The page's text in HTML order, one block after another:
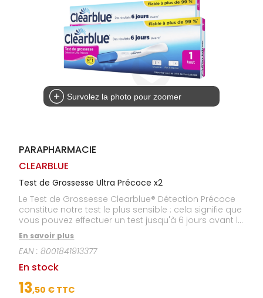
Homme
Solaire
Visage
Survolez la photo pour zoomer
PARAPHARMACIE
CLEARBLUE
Test de Grossesse Ultra Précoce x2
Le Test de Grossesse Clearblue® Détection Précoce
constitue notre test le plus sensible : cela signifie que
vous pouvez effectuer un test jusqu'à 6 jours avant la
date de retard de vos règles (ce qui correspond à 5
jours avant la date présumée de vos règles).1
En savoir plus
EAN :8001841913377
En stock
13,50 € TTC